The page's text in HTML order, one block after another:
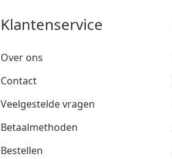
Klantenservice
Over ons
Contact
Veelgestelde vragen
Betaalmethoden
Bestellen